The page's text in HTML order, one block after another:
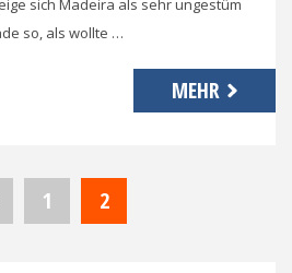
so, als wollte …
MEHR
1 2